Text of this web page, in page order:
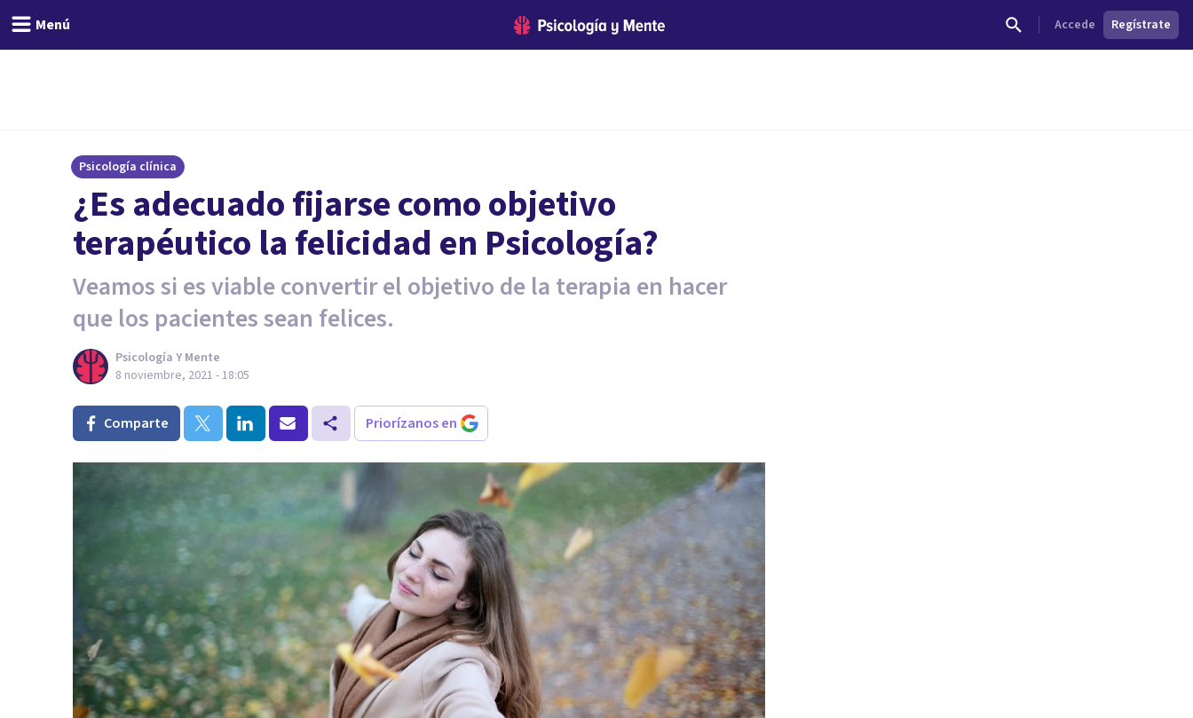
Menú Accede Regístrate
Psicología clínica
¿Es adecuado fijarse como objetivo
terapéutico la felicidad en Psicología?
Veamos si es viable convertir el objetivo de la terapia en hacer
que los pacientes sean felices.
Psicología Y Mente
8 noviembre, 2021 - 18:05
Comparte Priorízanos en